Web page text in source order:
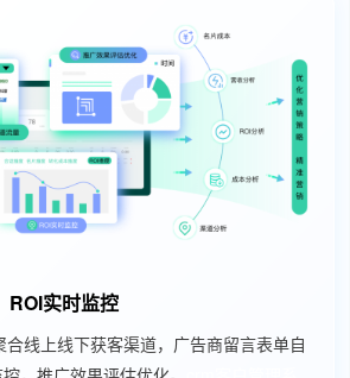
ROI实时监控
线上线下获客渠道，广告商留言表单自